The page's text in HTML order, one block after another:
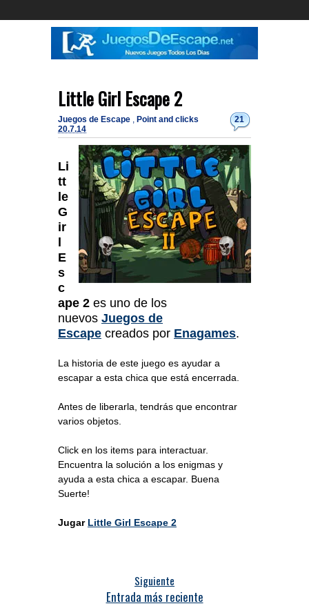
Little Girl Escape 2
21
Juegos de Escape , Point and clicks
20.7.14
Li
tt
le
G
ir
E
s
c
ape 2 es uno de los
nuevos Juegos de
Escape creados por Enagames.
La historia de este juego es ayudar a
escapar a esta chica que está encerrada.
Antes de liberarla, tendrás que encontrar
varios objetos.
Click en los items para interactuar.
Encuentra la solución a los enigmas y
ayuda a esta chica a escapar. Buena
Suerte!
Jugar Little Girl Escape 2
Siguiente
Entrada más reciente